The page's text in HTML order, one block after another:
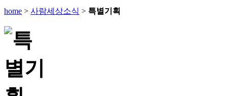
home > 사람세상소식 > 특별기획